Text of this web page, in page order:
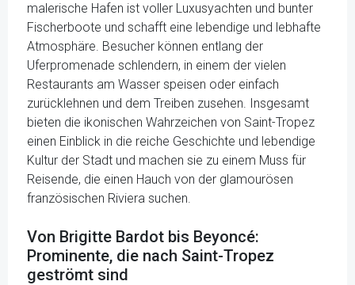
malerische Hafen ist voller Luxusyachten und bunter
Fischerboote und schafft eine lebendige und lebhafte
Atmosphäre. Besucher können entlang der
Uferpromenade schlendern, in einem der vielen
Restaurants am Wasser speisen oder einfach
zurücklehnen und dem Treiben zusehen. Insgesamt
bieten die ikonischen Wahrzeichen von Saint-Tropez
einen Einblick in die reiche Geschichte und lebendige
Kultur der Stadt und machen sie zu einem Muss für
Reisende, die einen Hauch von der glamourösen
französischen Riviera suchen.
Von Brigitte Bardot bis Beyoncé:
Prominente, die nach Saint-Tropez
geströmt sind